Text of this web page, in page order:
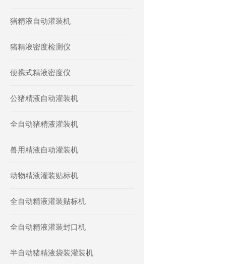
猪精液自动灌装机
猪精液密度检测仪
便携式精液密度仪
公猪精液自动灌装机
全自动猪精液灌装机
兽用精液自动灌装机
动物精液灌装贴标机
全自动精液灌装贴标机
全自动精液灌装封口机
半自动猪精液袋装灌装机